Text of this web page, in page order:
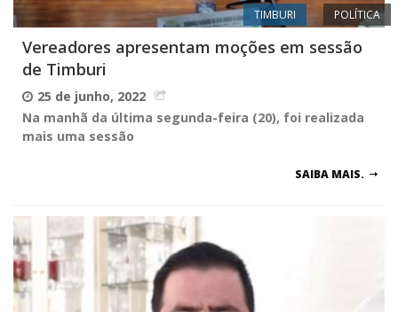
TIMBURI POLÍTICA
Vereadores apresentam moções em sessão
de Timburi
25 de junho, 2022
Na manhã da última segunda-feira (20), foi realizada
mais uma sessão
SAIBA MAIS.